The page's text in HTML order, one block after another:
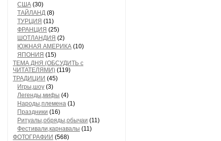
США (30)
ТАЙЛАНД (8)
ТУРЦИЯ (11)
ФРАНЦИЯ (25)
ШОТЛАНДИЯ (2)
ЮЖНАЯ АМЕРИКА (10)
ЯПОНИЯ (15)
ТЕМА ДНЯ (ОБСУДИТЬ с
ЧИТАТЕЛЯМИ) (119)
ТРАДИЦИИ (45)
Игры,шоу (3)
Легенды,мифы (4)
Народы,племена (1)
Праздники (16)
Ритуалы,обряды,обычаи (11)
Фестивали,карнавалы (11)
ФОТОГРАФИИ (568)